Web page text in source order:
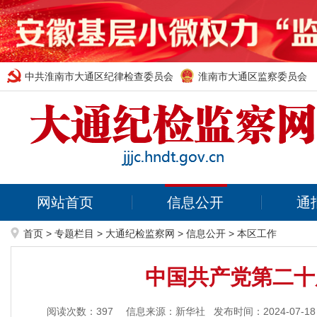
中共淮南市大通区纪律检查委员会 淮南市大通区监察委员会
网站首页 信息公开 通
首页 > 专题栏目 > 大通纪检监察网 > 信息公开 > 本区工作
中国共产党第二
阅读次数： 397 信息来源：新华社 发布时间：2024-07-